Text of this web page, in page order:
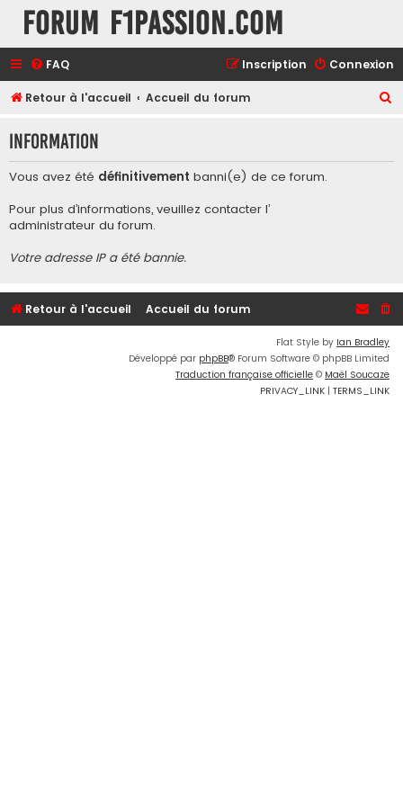
Forum F1Passion.com
FAQ Connexion
Inscription
Retour à l'accueil Accueil du forum
h
Information
Vous avez été définitivement banni(e) de ce forum.
Pour plus d’informations, veuillez contacter l’
administrateur du forum.
Votre adresse IP a été bannie.
Retour à l'accueil Accueil du forum
Flat Style by Ian Bradley
Développé par phpBB® Forum Software © phpBB Limited
Traduction française officielle © Maël Soucaze
PRIVACY_LINK | TERMS_LINK